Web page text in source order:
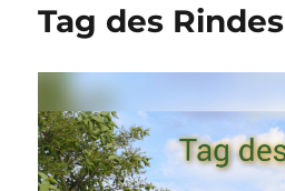
Tag des Rindes